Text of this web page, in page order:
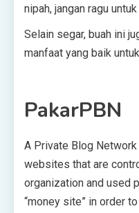
nipah, jangan ragu
Selain segar, buah ini
manfaat yang baik
PakarPBN
A Private Blog
websites that are
organization and used
“money site” in order